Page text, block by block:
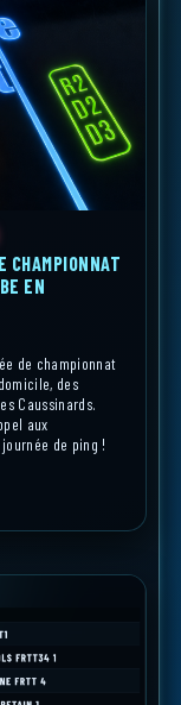
CHAMPIONNAT
EN
de championnat
des
Caussinards.
aux
de ping !